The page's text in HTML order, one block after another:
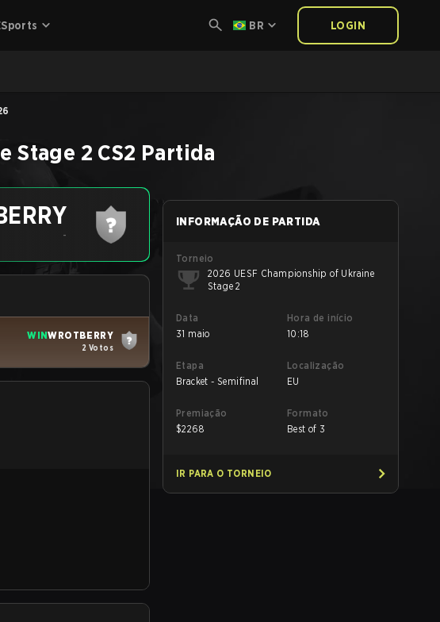
BR LOGIN
Stage 2 CS2 Partida
-
WINWROTBERRY
2 Votos
INFORMAÇÃO DE PARTIDA
Torneio
2026 UESF Championship of Ukraine
Stage 2
Data
31 maio
Hora de início
10:18
Etapa
Bracket - Semifinal
Localização
EU
Premiação
$2268
Formato
Best of 3
IR PARA O TORNEIO